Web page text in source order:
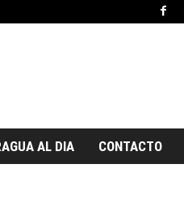
AL DIA CONTACTO